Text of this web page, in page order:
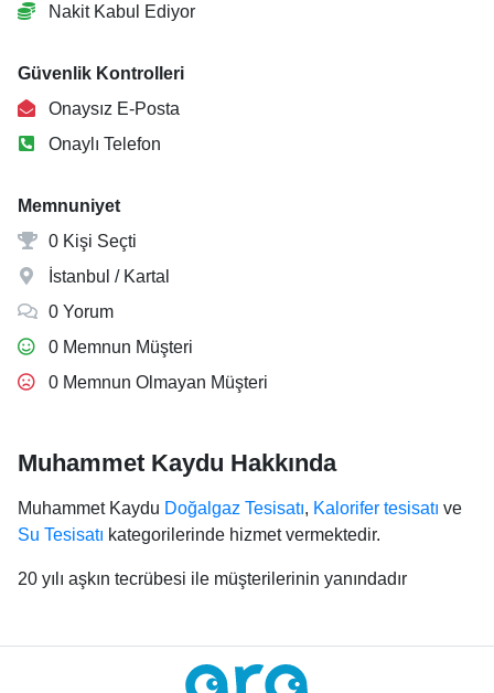
Nakit Kabul Ediyor
Güvenlik Kontrolleri
Onaysız E-Posta
Onaylı Telefon
Memnuniyet
0 Kişi Seçti
İstanbul / Kartal
0 Yorum
0 Memnun Müşteri
0 Memnun Olmayan Müşteri
Muhammet Kaydu Hakkında
Muhammet Kaydu Doğalgaz Tesisatı, Kalorifer tesisatı ve
Su Tesisatı kategorilerinde hizmet vermektedir.
20 yılı aşkın tecrübesi ile müşterilerinin yanındadır